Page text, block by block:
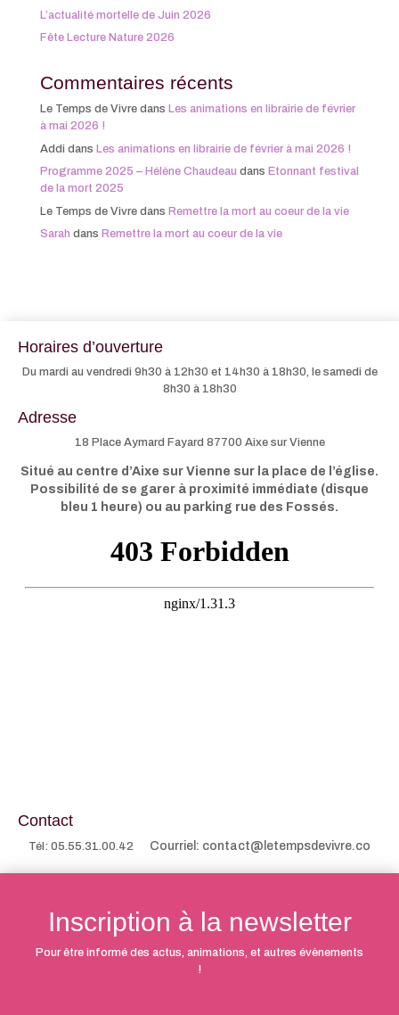
L’actualité mortelle de Juin 2026
Fête Lecture Nature 2026
Commentaires récents
Le Temps de Vivredans Les animations en librairie de février
à mai 2026 !
Addi dans Les animations en librairie de février à mai 2026 !
Programme 2025 – Hélène Chaudeau dans Etonnant festival
de la mort 2025
Le Temps de Vivredans Remettre la mort au coeur de la vie
Sarah dans Remettre la mort au coeur de la vie
Horaires d’ouverture
Du mardi au vendredi 9h30 à 12h30 et 14h30 à 18h30, le samedi de
8h30 à 18h30
Adresse
18 Place Aymard Fayard 87700 Aixe sur Vienne
Situé au centre d’Aixe sur Vienne sur la place de l’église.
Possibilité de se garer à proximité immédiate (disque
bleu 1 heure) ou au parking rue des Fossés.
Contact
Tél: 05.55.31.00.42 Courriel: contact@letempsdevivre.co
Inscription à la newsletter
Pour être informé des actus, animations, et autres évènements
!